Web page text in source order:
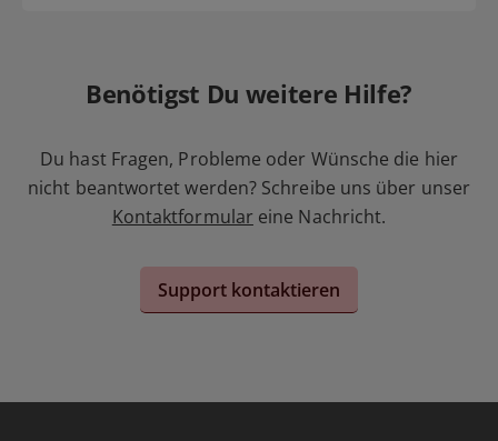
Benötigst Du weitere Hilfe?
Du hast Fragen, Probleme oder Wünsche die hier
nicht beantwortet werden? Schreibe uns über unser
Kontaktformular eine Nachricht.
Support kontaktieren